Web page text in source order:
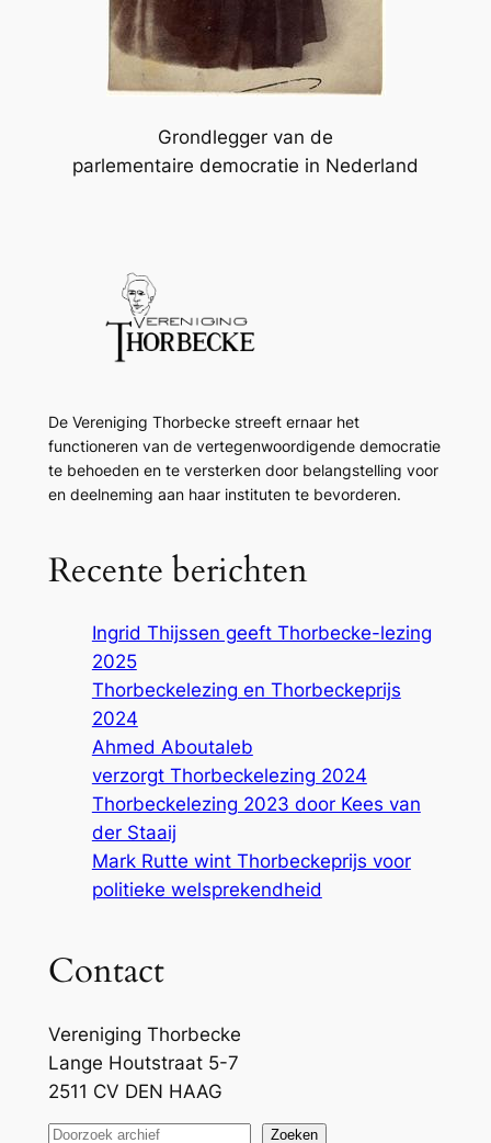
Grondlegger van de
parlementaire democratie in Nederland
De Vereniging Thorbecke streeft ernaar het
functioneren van de vertegenwoordigende democratie
te behoeden en te versterken door belangstelling voor
en deelneming aan haar instituten te bevorderen.
Recente berichten
Ingrid Thijssen geeft Thorbecke-lezing
2025
Thorbeckelezing en Thorbeckeprijs
2024
Ahmed Aboutaleb
verzorgt Thorbeckelezing 2024
Thorbeckelezing 2023 door Kees van
der Staaij
Mark Rutte wint Thorbeckeprijs voor
politieke welsprekendheid
Contact
Vereniging Thorbecke
Lange Houtstraat 5-7
2511 CV DEN HAAG
Z Zoeken